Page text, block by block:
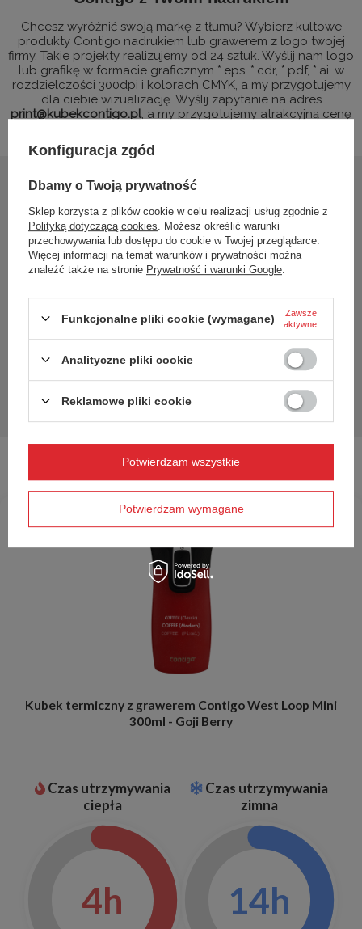
Chcesz wyróżnić swoją markę z tłumu? Wybierz kultowe
produkty Contigo nadrukiem lub grawerem z logo twojej
firmy. Takie projekty realizujemy od 24 sztuk. Wyślij nam logo
lub grafikę w formacie graficznym *.eps, *.cdr, *.pdf, *.ai, w
rozdzielczości 300dpi i kolorach CMYK, a my przygotujemy
dla ciebie wizualizację. Wyślij zapytanie na adres
print@kubekcontigo.pl, a my przygotujemy atrakcyjną cenę
Kubek termiczny z grawerem Contigo West Loop Mini
300ml - Goji Berry
Czas utrzymywania
ciepła
4h
Czas utrzymywania
zimna
14h
Konfiguracja zgód
Dbamy o Twoją prywatność
Sklep korzysta z plików cookie w celu realizacji usług zgodnie z
Polityką dotyczącą cookies . Możesz określić warunki
przechowywania lub dostępu do cookie w Twojej przeglądarce.
Więcej informacji na temat warunków i prywatności można
znaleźć także na stronie Prywatność i warunki Google
Funkcjonalne pliki cookie (wymagane)
Zawsze
aktywne
Analityczne pliki cookie
Reklamowe pliki cookie
Potwierdzam wymagane
Potwierdzam wszystkie